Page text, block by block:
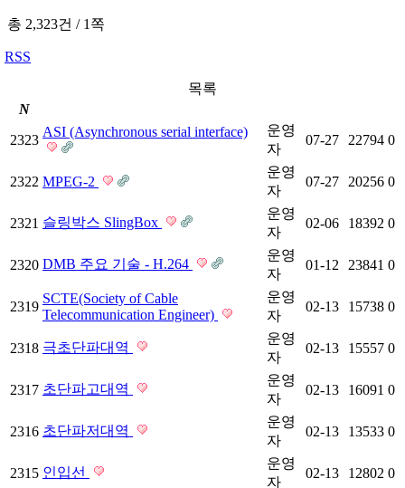
총 2,323건 /1쪽
RSS
목록
N
2323
ASI (Asynchronous serial interface)
운영
자
07-27 22794 0
2322 MPEG-2
운영
자
07-27 20256 0
2321 슬링박스 SlingBox
운영
자
02-06 18392 0
2320 DMB 주요 기술 - H.264
운영
자
01-12 23841 0
2319
SCTE(Society of Cable
Telecommunication Engineer)
운영
자
02-13 15738 0
2318 극초단파대역
운영
자
02-13 15557 0
2317 초단파고대역
운영
자
02-13 16091 0
2316 초단파저대역
운영
자
02-13 13533 0
2315 인입선
운영
자
02-13 12802 0